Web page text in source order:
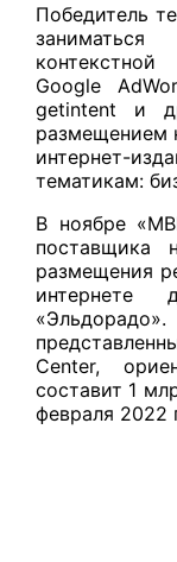
Победитель
Google
getintent и
размещением
интернет-
тематикам:
В ноябре
поставщика
размещения
Center,
составит 1
февраля 2022